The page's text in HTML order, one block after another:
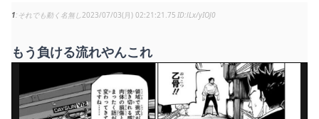
1 それでも動く名無し 2023/07/03(月) 02:21:21.75 lLx/yIOJ0
もう負ける流れやんこれ